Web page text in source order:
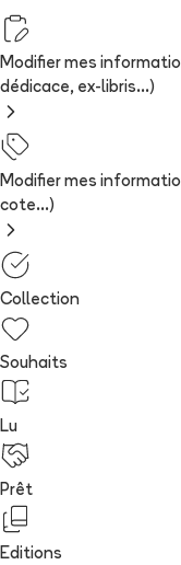
Modifier mes
dédicace, ex-libris...)
Modifier mes
cote...)
Collection
Souhaits
Lu
Prêt
Editions